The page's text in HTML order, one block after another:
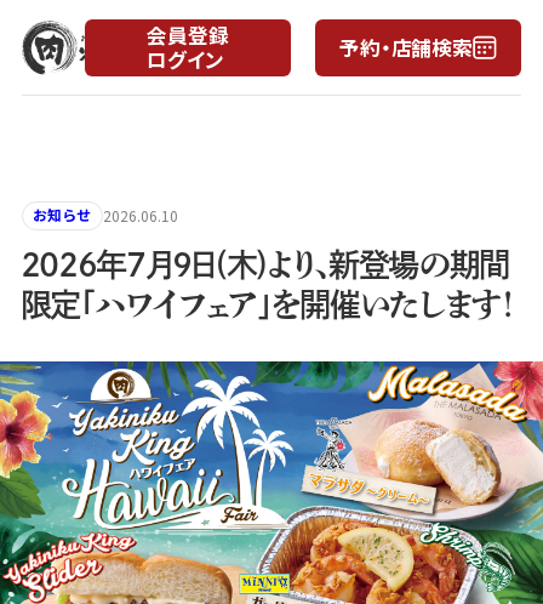
会員登録
ログイン
予約・店舗検索
お知らせ 2026.06.10
2026年7月9日(木)より、新登場の期間
限定「ハワイフェア」を開催いたします！